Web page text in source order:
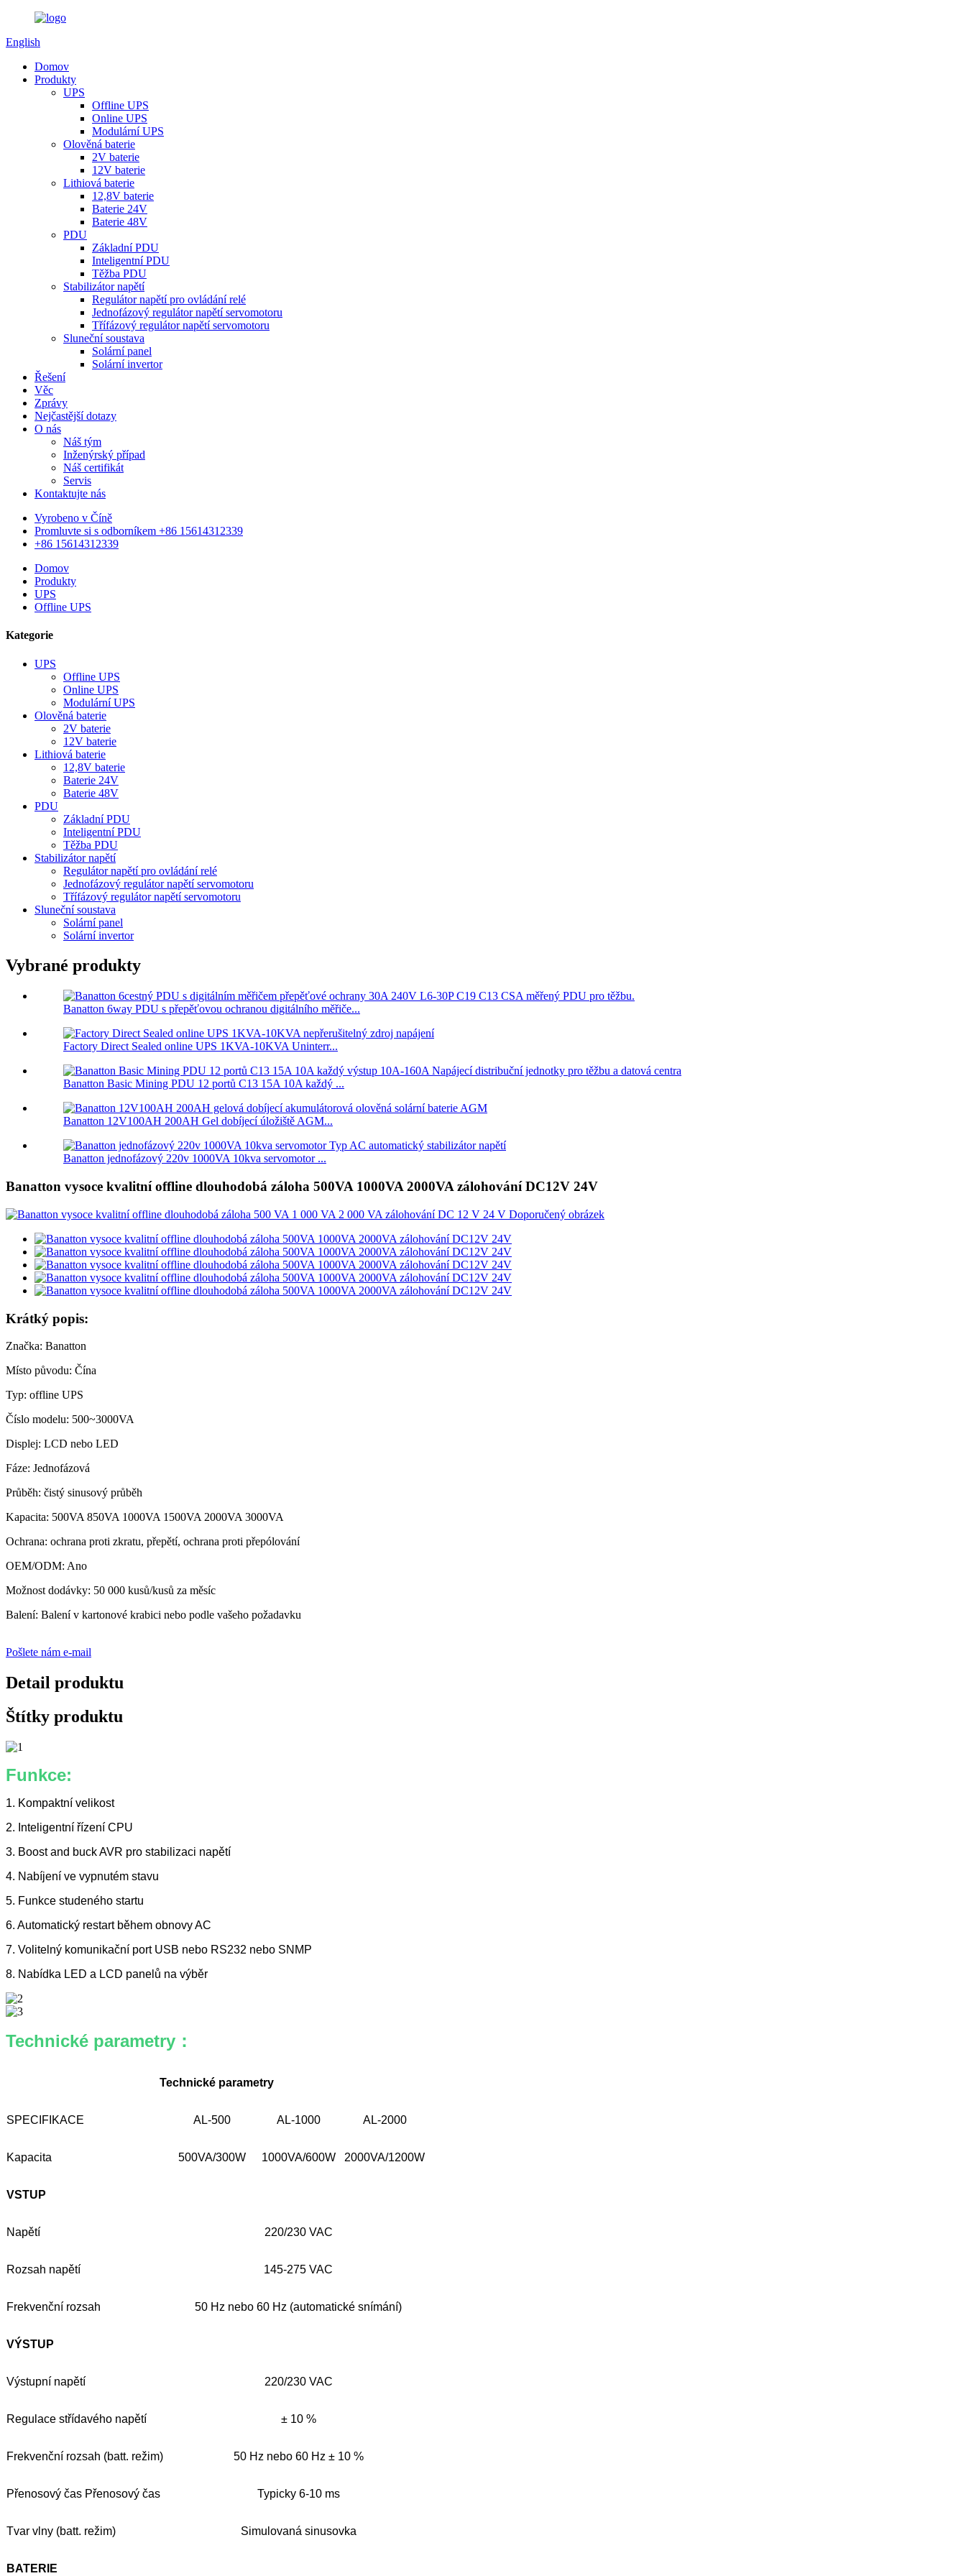
English
Domov
Produkty
UPS
Offline UPS
Online UPS
Modulární UPS
Olověná baterie
2V baterie
12V baterie
Lithiová baterie
12,8V baterie
Baterie 24V
Baterie 48V
PDU
Základní PDU
Inteligentní PDU
Těžba PDU
Stabilizátor napětí
Regulátor napětí pro ovládání relé
Jednofázový regulátor napětí servomotoru
Třífázový regulátor napětí servomotoru
Sluneční soustava
Solární panel
Solární invertor
Řešení
Věc
Zprávy
Nejčastější dotazy
O nás
Náš tým
Inženýrský případ
Náš certifikát
Servis
Kontaktujte nás
Vyrobeno v Číně
Promluvte si s odborníkem +86 15614312339
+86 15614312339
Domov
Produkty
UPS
Offline UPS
Kategorie
UPS
Offline UPS
Online UPS
Modulární UPS
Olověná baterie
2V baterie
12V baterie
Lithiová baterie
12,8V baterie
Baterie 24V
Baterie 48V
PDU
Základní PDU
Inteligentní PDU
Těžba PDU
Stabilizátor napětí
Regulátor napětí pro ovládání relé
Jednofázový regulátor napětí servomotoru
Třífázový regulátor napětí servomotoru
Sluneční soustava
Solární panel
Solární invertor
Vybrané produkty
Banatton 6way PDU s přepěťovou ochranou digitálního měřiče...
Factory Direct Sealed online UPS 1KVA-10KVA Uninterr...
Banatton Basic Mining PDU 12 portů C13 15A 10A každý ...
Banatton 12V100AH ​​200AH Gel dobíjecí úložiště AGM...
Banatton jednofázový 220v 1000VA 10kva servomotor ...
Banatton vysoce kvalitní offline dlouhodobá záloha 500VA 1000VA 2000VA zálohování DC12V 24V
Krátký popis:
Značka: Banatton
Místo původu: Čína
Typ: offline UPS
Číslo modelu: 500~3000VA
Displej: LCD nebo LED
Fáze: Jednofázová
Průběh: čistý sinusový průběh
Kapacita: 500VA 850VA 1000VA 1500VA 2000VA 3000VA
Ochrana: ochrana proti zkratu, přepětí, ochrana proti přepólování
OEM/ODM: Ano
Možnost dodávky: 50 000 kusů/kusů za měsíc
Balení: Balení v kartonové krabici nebo podle vašeho požadavku
Pošlete nám e-mail
Detail produktu
Štítky produktu
Funkce:
1. Kompaktní velikost
2. Inteligentní řízení CPU
3. Boost and buck AVR pro stabilizaci napětí
4. Nabíjení ve vypnutém stavu
5. Funkce studeného startu
6. Automatický restart během obnovy AC
7. Volitelný komunikační port USB nebo RS232 nebo SNMP
8. Nabídka LED a LCD panelů na výběr
Technické parametry ：
Technické parametry
SPECIFIKACE AL-500 AL-1000 AL-2000
Kapacita 500VA/300W 1000VA/600W 2000VA/1200W
VSTUP
Napětí 220/230 VAC
Rozsah napětí 145-275 VAC
Frekvenční rozsah 50 Hz nebo 60 Hz (automatické snímání)
VÝSTUP
Výstupní napětí 220/230 VAC
Regulace střídavého napětí ± 10 %
Frekvenční rozsah (batt. režim) 50 Hz nebo 60 Hz ± 10 %
Přenosový čas Přenosový čas Typicky 6-10 ms
Tvar vlny (batt. režim) Simulovaná sinusovka
BATERIE